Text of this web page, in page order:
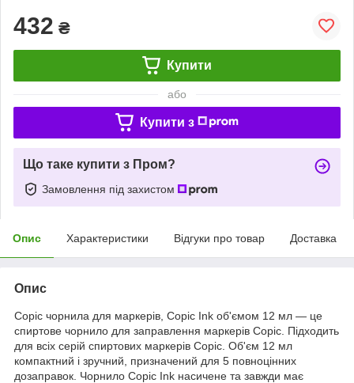
432 ₴
Купити
або
Купити з
Що таке купити з Пром?
Замовлення під захистом
Опис Характеристики Відгуки про товар Доставка
Опис
Copic чорнила для маркерів, Copic Ink об'ємом 12 мл — це
спиртове чорнило для заправлення маркерів Copic. Підходить
для всіх серій спиртових маркерів Copic. Об'єм 12 мл
компактний і зручний, призначений для 5 повноцінних
дозаправок. Чорнило Copic Ink насичене та завжди має